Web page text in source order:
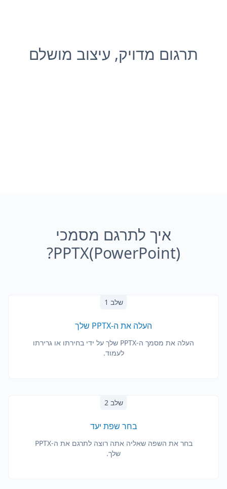
תרגום מדויק, עיצוב מושלם
איך לתרגם מסמכי
PPTX(PowerPoint)?
שלב 1
העלה את ה-PPTX שלך
העלה את מסמך ה-PPTX שלך על ידי בחירתו או גרירתו
לעמוד.
שלב 2
בחר שפת יעד
בחר את השפה שאליה אתה רוצה לתרגם את ה-PPTX
שלך.